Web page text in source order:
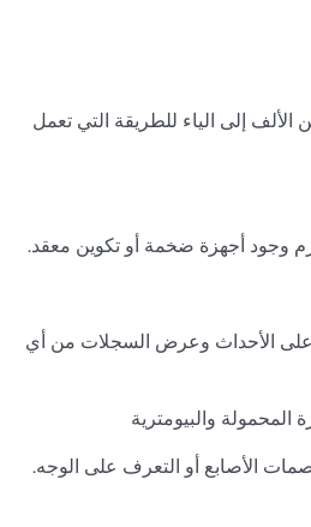
الألف إلى الياء للطريقة التي تعمل
وجود أجهزة ضخمة أو تكوين معقد.
على الأحداث وعرض السجلات من أي
المحمولة والبيومترية
الأصابع أو التعرف على الوجه.